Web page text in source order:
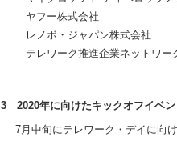
ヤフー株式会社
レノボ・ジャパン株式会社
テレワーク推進企業ネットワー
3 2020年に向けたキックオフイベン
7月中旬にテレワーク・デイに向